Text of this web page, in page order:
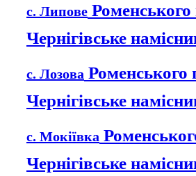
с. Липове Роменського
Чернігівське
с. Лозова Роменського
Чернігівське
с. Мокіївка
Чернігівське